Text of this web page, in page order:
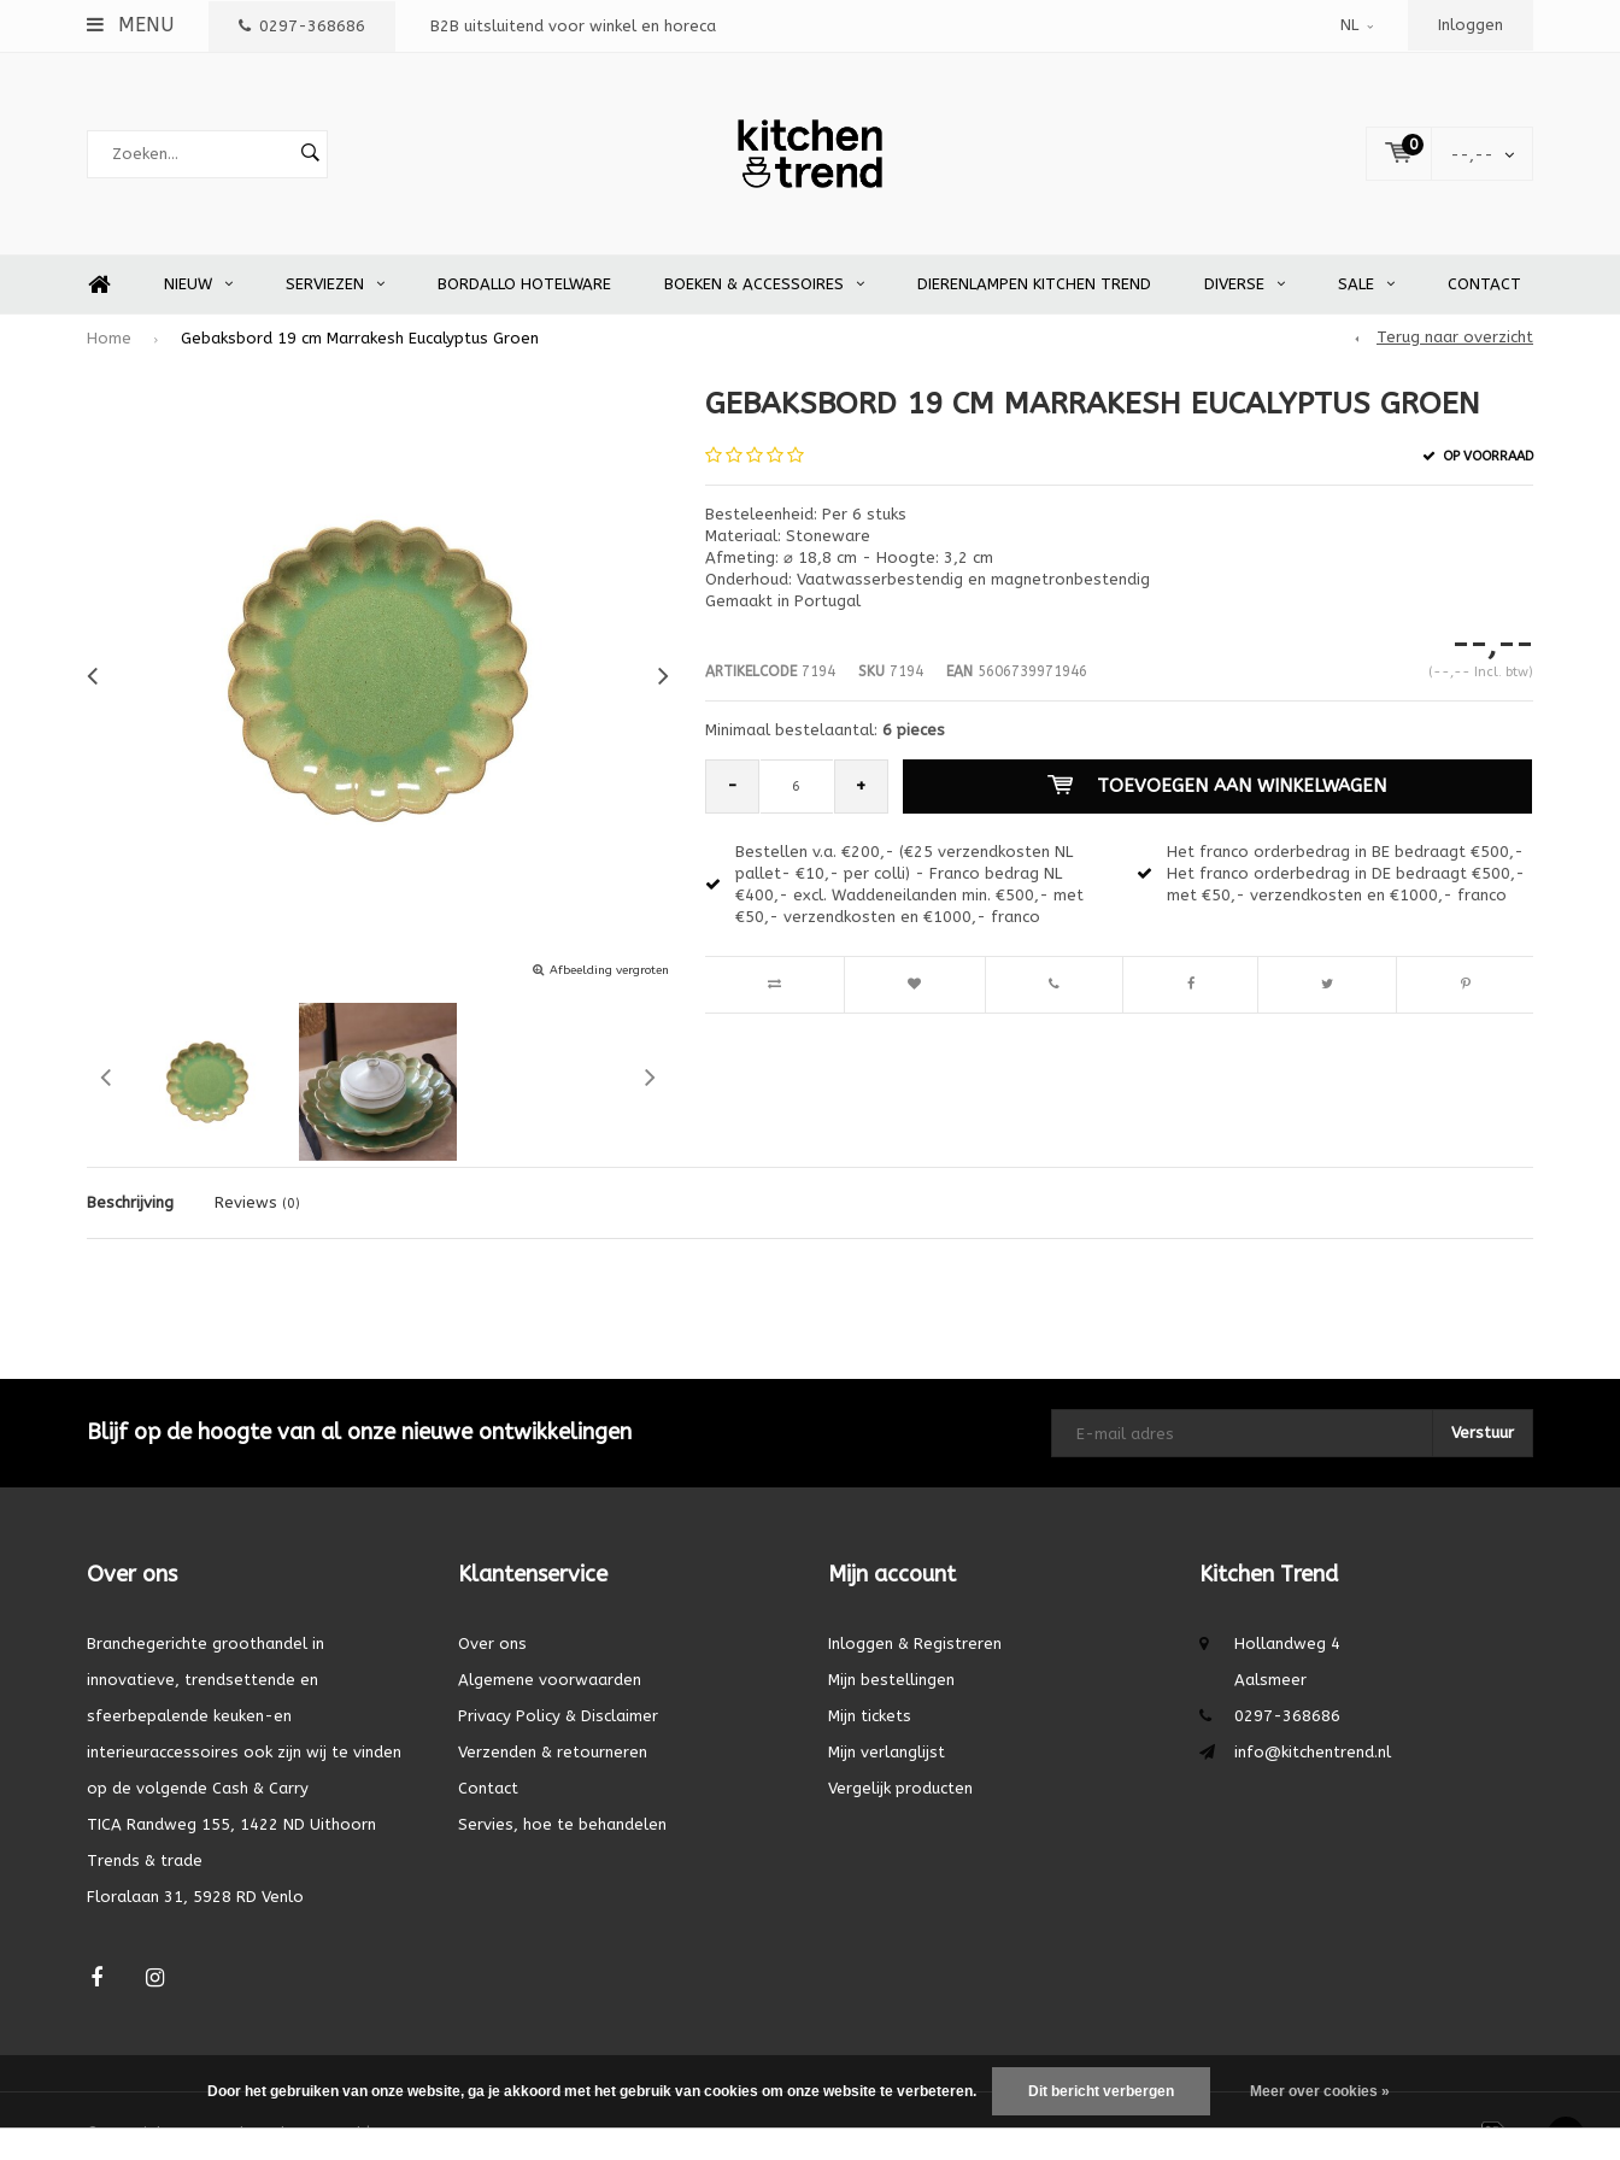
MENU 0297-368686 B2B uitsluitend voor winkel en horeca NL Inloggen
0
--,--
NIEUW SERVIEZEN BORDALLO HOTELWARE BOEKEN & ACCESSOIRES DIERENLAMPEN KITCHEN TREND DIVERSE SALE CONTACT
Home Gebaksbord 19 cm Marrakesh Eucalyptus Groen Terug naar overzicht
Afbeelding vergroten
GEBAKSBORD 19 CM MARRAKESH EUCALYPTUS GROEN
OP VOORRAAD
Besteleenheid: Per 6 stuks
Materiaal: Stoneware
Afmeting: ⌀ 18,8 cm - Hoogte: 3,2 cm
Onderhoud: Vaatwasserbestendig en magnetronbestendig
Gemaakt in Portugal
ARTIKELCODE7194 SKU7194 EAN5606739971946
--,--
(--,-- Incl. btw)
Minimaal bestelaantal: 6 pieces
- + TOEVOEGEN AAN WINKELWAGEN
Bestellen v.a. €200,- (€25 verzendkosten NL
pallet- €10,- per colli) - Franco bedrag NL
€400,- excl. Waddeneilanden min. €500,- met
€50,- verzendkosten en €1000,- franco
Het franco orderbedrag in BE bedraagt €500,-
Het franco orderbedrag in DE bedraagt €500,-
met €50,- verzendkosten en €1000,- franco
Beschrijving Reviews (0)
Blijf op de hoogte van al onze nieuwe ontwikkelingen Verstuur
Over ons
Branchegerichte groothandel in
innovatieve, trendsettende en
sfeerbepalende keuken-en
interieuraccessoires ook zijn wij te vinden
op de volgende Cash & Carry
TICA Randweg 155, 1422 ND Uithoorn
Trends & trade
Floralaan 31, 5928 RD Venlo
Klantenservice
Over ons
Algemene voorwaarden
Privacy Policy & Disclaimer
Verzenden & retourneren
Contact
Servies, hoe te behandelen
Mijn account
Inloggen & Registreren
Mijn bestellingen
Mijn tickets
Mijn verlanglijst
Vergelijk producten
Kitchen Trend
Hollandweg 4
Aalsmeer
0297-368686
info@kitchentrend.nl
© Copyright 2026 - Theme byDMWS.nl|
Door het gebruiken van onze website, ga je akkoord met het gebruik van cookies om onze website te verbeteren. Dit bericht verbergen Meer over cookies »